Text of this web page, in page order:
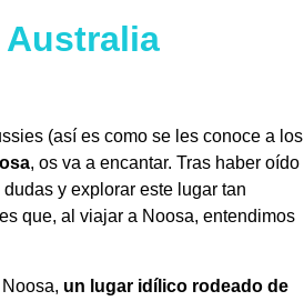
Australia
(así es como se les conoce a los
, os va a encantar. Tras haber oído
y explorar este lugar tan
que, al viajar a Noosa, entendimos
un lugar idílico rodeado de